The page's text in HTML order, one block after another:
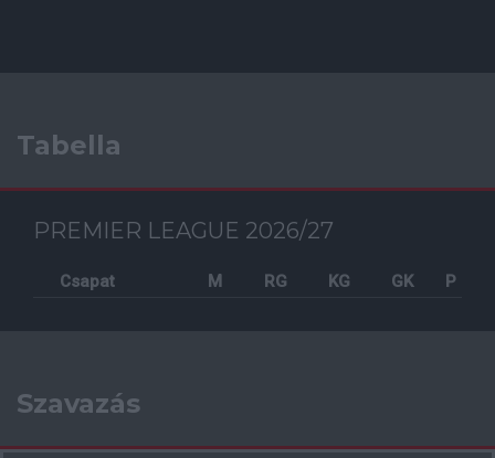
Tabella
PREMIER LEAGUE 2026/27
Csapat M RG KG GK P
Szavazás